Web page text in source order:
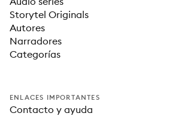
Storytel Originals
Autores
Narradores
Categorías
ENLACES IMPORTANTES
Contacto y ayuda